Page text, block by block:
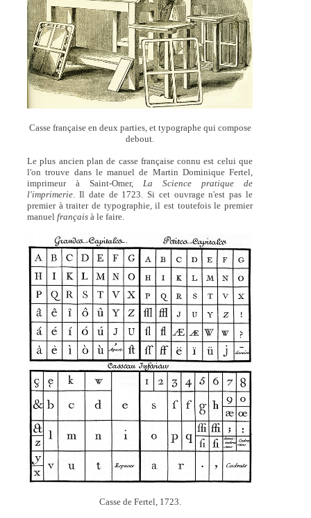
Casse française en deux parties, et typographe qui compose
debout.
Le plus ancien plan de casse française connu est celui que
l'on trouve dans le manuel de Martin Dominique Fertel,
imprimeur à Saint-Omer, La Science pratique de
l'imprimerie . Il date de 1723. Si cet ouvrage n'est pas le
premier à traiter de typographie, il est toutefois le premier
manuelfrançais à le faire.
Casse de Fertel, 1723.